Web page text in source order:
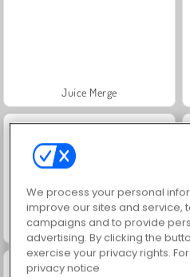
Juice Merge
Jewel Garden Story
We process your personal
improve our sites and service,
campaigns and to provide
advertising. By clicking the
exercise your privacy rights.
privacy notice